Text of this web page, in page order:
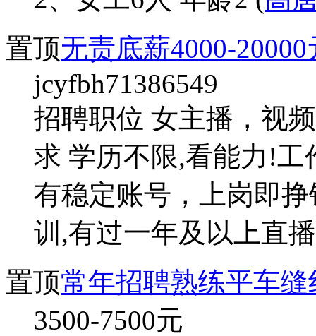
置顶无责底薪4000-
jcyfbh71386549
招聘职位 女主播，视
求 学历不限,看能力!
有稳定账号，上岗即
训,有过一年及以上直
置顶常年招聘熟练平车缝
3500-7500元